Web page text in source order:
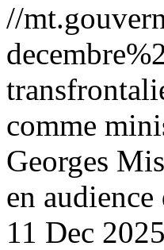
//
comme
Georges
en
11 Dec